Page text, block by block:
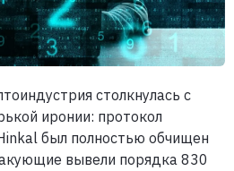
столкнулась с
иронии: протокол
был полностью обчищен
вывели порядка 830